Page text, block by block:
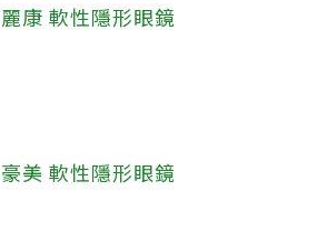
麗康 軟性隱形眼鏡
豪美 軟性隱形眼鏡